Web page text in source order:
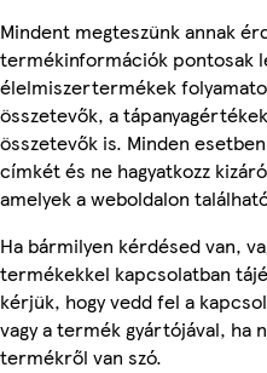
Mindent megteszünk annak
termékinformációk pontosak
élelmiszertermékek
összetevők, a
összetevők is. Minden
címkét és ne hagyatkozz
amelyek a weboldalon
Ha bármilyen kérdésed van,
termékekkel kapcsolatban
kérjük, hogy vedd fel a
vagy a termék gyártójával, ha
termékről van szó.